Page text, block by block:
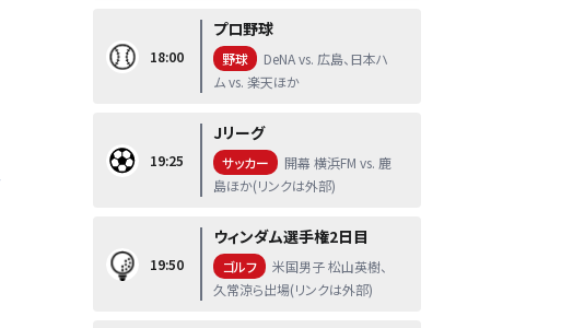
18:00
プロ野球
野球
DeNA vs. 広島、日本ハ
ム vs. 楽天ほか
19:25
Jリーグ
サッカー
開幕 横浜FM vs. 鹿
島ほか(リンクは外部)
19:50
ウィンダム選手権2日目
ゴルフ
米国男子 松山英樹、
久常涼ら出場(リンクは外部)